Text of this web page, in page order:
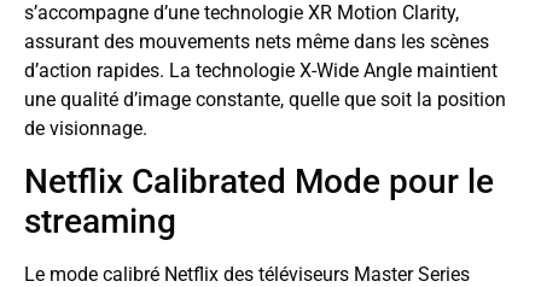
s’accompagne d’une technologie XR Motion Clarity,
assurant des mouvements nets même dans les scènes
d’action rapides. La technologie X-Wide Angle maintient
une qualité d’image constante, quelle que soit la position
de visionnage.
Netflix Calibrated Mode pour le
streaming
Le mode calibré Netflix des téléviseurs Master Series